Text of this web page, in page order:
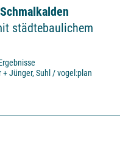
städtebaulichem
Jünger, Suhl / vogel:plan